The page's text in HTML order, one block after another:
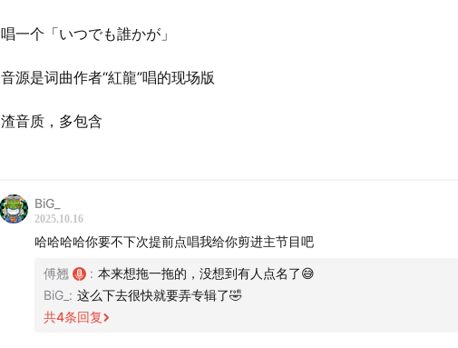
唱一个「いつでも誰かが」
音源是词曲作者“紅龍”唱的现场版
渣音质，多包含
BiG_
2025.10.16
哈哈哈哈你要不下次提前点唱我给你剪进主节目吧
傅翘 : 本来想拖一拖的，没想到有人点名了😅
BiG_ : 这么下去很快就要弄专辑了🤣
共4条回复